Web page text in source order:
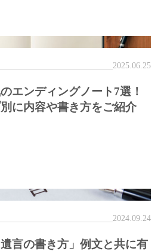
2025.06.25
エンディングノート7選！
に内容や書き方をご紹介
2024.09.24
言の書き方」例文と共に有